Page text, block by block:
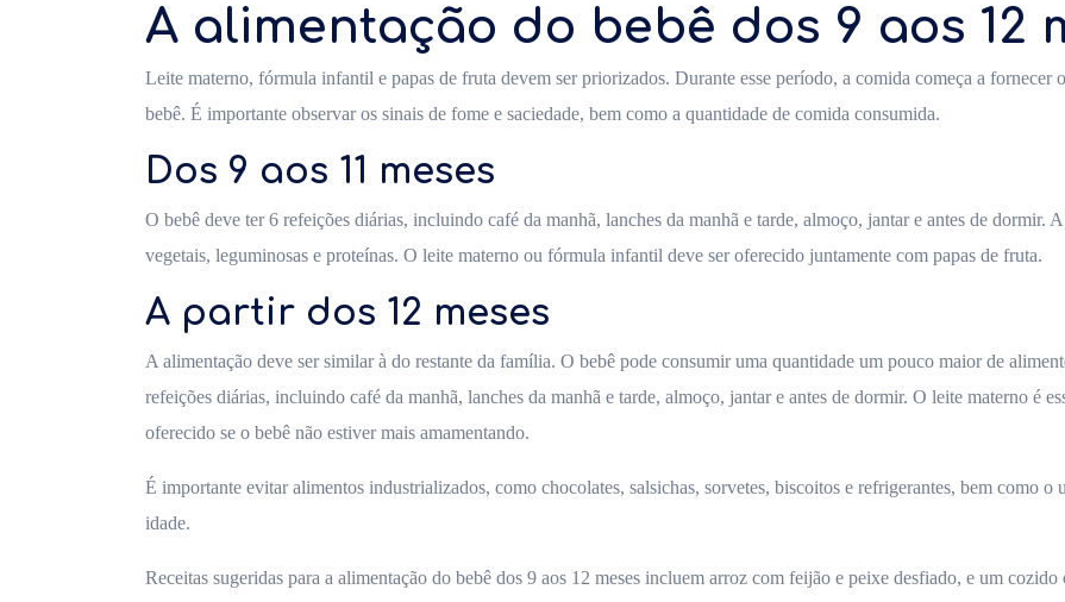
A alimentação do bebê dos 9 aos 12
Leite materno, fórmula infantil e papas de fruta devem ser priorizados. Durante esse período, a comida começa a fornecer
bebê. É importante observar os sinais de fome e saciedade, bem como a quantidade de comida consumida.
Dos 9 aos 11 meses
O bebê deve ter 6 refeições diárias, incluindo café da manhã, lanches da manhã e tarde, almoço, jantar e antes de dormir.
vegetais, leguminosas e proteínas. O leite materno ou fórmula infantil deve ser oferecido juntamente com papas de fruta.
A partir dos 12 meses
A alimentação deve ser similar à do restante da família. O bebê pode consumir uma quantidade um pouco maior de
refeições diárias, incluindo café da manhã, lanches da manhã e tarde, almoço, jantar e antes de dormir. O leite materno é
oferecido se o bebê não estiver mais amamentando.
É importante evitar alimentos industrializados, como chocolates, salsichas, sorvetes, biscoitos e refrigerantes, bem como o
idade.
Receitas sugeridas para a alimentação do bebê dos 9 aos 12 meses incluem arroz com feijão e peixe desfiado, e um